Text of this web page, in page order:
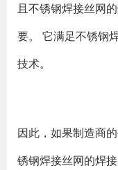
且不锈钢焊接丝网
要。 它满足不锈钢
技术。
因此，如果制造商
锈钢焊接丝网的焊